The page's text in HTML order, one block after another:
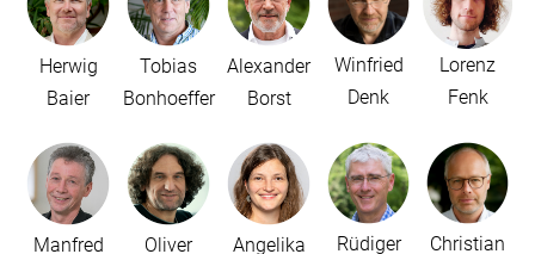
Herwig
Baier
Tobias
Bonhoeffer
Alexander
Borst
Winfried
Denk
Lorenz
Fenk
Manfred
Oliver
Angelika
Rüdiger
Christian